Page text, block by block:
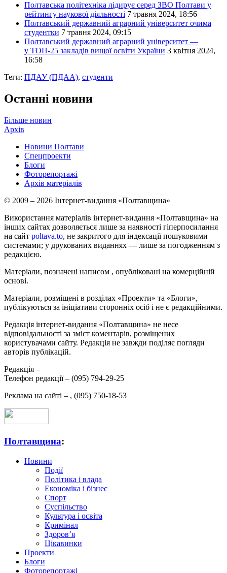
Полтавська політехніка лідирує серед ЗВО Полтави у
рейтингу наукової діяльності 7 травня 2024, 18:56
Полтавський державний аграрний університет очима
студентки 7 травня 2024, 09:15
Полтавський державний аграрний університет —
у ТОП-25 закладів вищої освіти України 3 квітня 2024,
16:58
Теги: ПДАУ (ПДАА), студенти
Останні новини
Більше новин
Архів
Новини Полтави
Спецпроекти
Блоги
Фоторепортажі
Архів матеріалів
© 2009 – 2026 Інтернет-видання «Полтавщина»
Використання матеріалів інтернет-видання «Полтавщина» на
інших сайтах дозволяється лише за наявності гіперпосилання
на сайт poltava.to, не закритого для індексації пошуковими
системами; у друкованих виданнях — лише за погодженням з
редакцією.
Матеріали, позначені написом , опубліковані на комерційній
основі.
Матеріали, розміщені в розділах «Проекти» та «Блоги»,
публікуються за ініціативи сторонніх осіб і не є редакційними.
Редакція інтернет-видання «Полтавщина» не несе
відповідальності за зміст коментарів, розміщених
користувачами сайту. Редакція не завжди поділяє погляди
авторів публікацій.
Редакція –
Телефон редакції – (095) 794-29-25
Реклама на сайті – , (095) 750-18-53
Полтавщина:
Новини
Події
Політика і влада
Економіка і бізнес
Спорт
Суспільство
Культура і освіта
Кримінал
Здоров’я
Цікавинки
Проекти
Блоги
Фоторепортажі